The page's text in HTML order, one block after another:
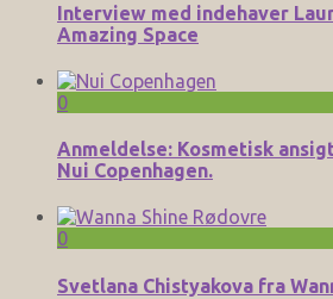
Interview med indehaver
Amazing Space
0
Anmeldelse: Kosmetisk
Nui Copenhagen.
0
Svetlana Chistyakova fra